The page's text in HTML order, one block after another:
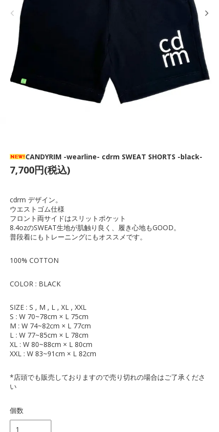
CANDYRIM -wearline- cdrm SWEAT SHORTS -black-
7,700円(税込)
cdrm デザイン。
ウエストゴム仕様
フロント両サイドはスリットポケット
8.4ozのSWEAT生地が肌触り良く、履き心地もGOOD。
普段着にもトレーニングにもオススメです。
100% COTTON
COLOR : BLACK
SIZE : S , M , L , XL , XXL
S : W 70~78cm × L 75cm
M : W 74~82cm × L 77cm
L : W 77~85cm × L 78cm
XL : W 80~88cm × L 80cm
XXL : W 83~91cm × L 82cm
*店頭でも販売しておりますので売り切れの場合はご了承くださ
い
個数